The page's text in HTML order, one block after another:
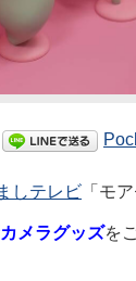
しテレビ 「モ
メラグッズを